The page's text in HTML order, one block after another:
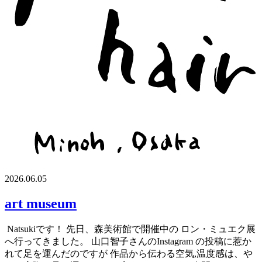
2026.06.05
art museum
Natsukiです！ 先日、森美術館で開催中の ロン・ミュエク展
へ行ってきました。 山口智子さんのInstagram の投稿に惹か
れて足を運んだのですが 作品から伝わる空気,温度感は、や